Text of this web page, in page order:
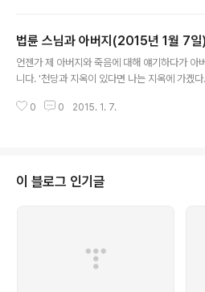
법륜 스님과 아버지(2015년 1월 7일)
언젠가 제 아버지와 죽음에 대해 얘기하다가 아
니다. '천당과 지옥이 있다면 나는 지옥에 가겠
한 것 아니냐. 여기서도 편하게 산 사람이 죽어서..
0 0 2015. 1. 7.
이 블로그 인기글